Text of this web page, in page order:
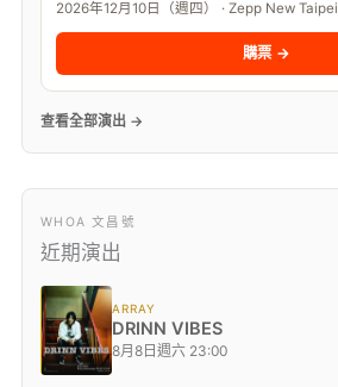
2026年12月10日（週四） · Zepp New Taipei
購票 →
查看全部演出 →
WHOA 文昌號
近期演出
ARRAY
DRINN VIBES
8月8日週六 23:00